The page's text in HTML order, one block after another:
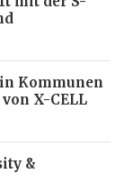
Kommunen
X-CELL
&